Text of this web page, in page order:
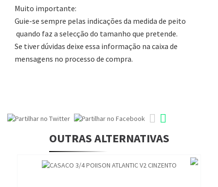
Muito importante:
Guie-se sempre pelas indicações da medida de peito
quando faz a selecção do tamanho que pretende.
Se tiver dúvidas deixe essa informação na caixa de
mensagens no processo de compra.
OUTRAS ALTERNATIVAS